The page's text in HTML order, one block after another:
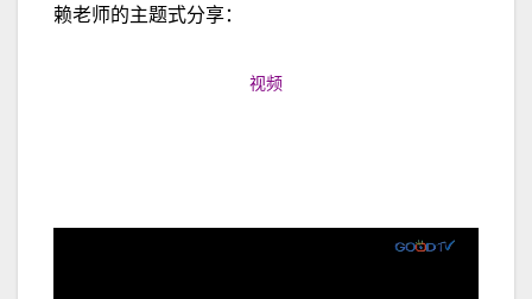
赖老师的主题式分享：
视频